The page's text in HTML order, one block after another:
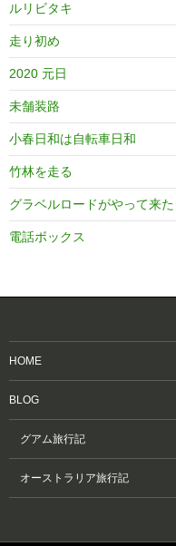
ルリビタキ
走り初め
2020 元日
未舗装路
小春日和は自転車日和
竹林を走る
グラベルロードがやって来た
電話ボックス
HOME
BLOG
グアム旅行記
オーストラリア旅行記